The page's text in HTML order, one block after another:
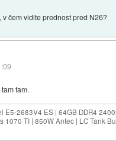
čem vidite prednost pred N26?
tam.
E5-2683V4 ES | 64GB DDR4
1070 TI | 850W Antec | LC Tank